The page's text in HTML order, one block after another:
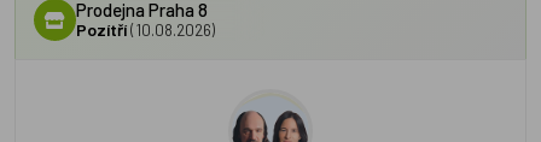
Prodejna Praha 8
Pozítří(10.08.2026)